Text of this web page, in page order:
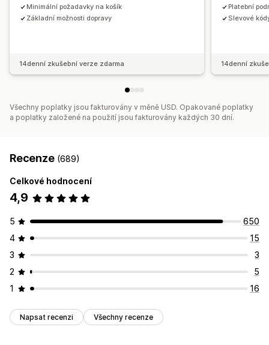
Minimální požadavky na košík
Základní možnosti dopravy
14denní zkušební verze zdarma
Platební
Slevové
14denní
Všechny poplatky jsou fakturovány v měně USD. Opakované poplatky
a poplatky založené na použití jsou fakturovány každých 30 dní.
Recenze (689)
Celkové hodnocení
4,9
5
650
4
15
3
3
2
5
1
16
Napsat recenzi Všechny recenze